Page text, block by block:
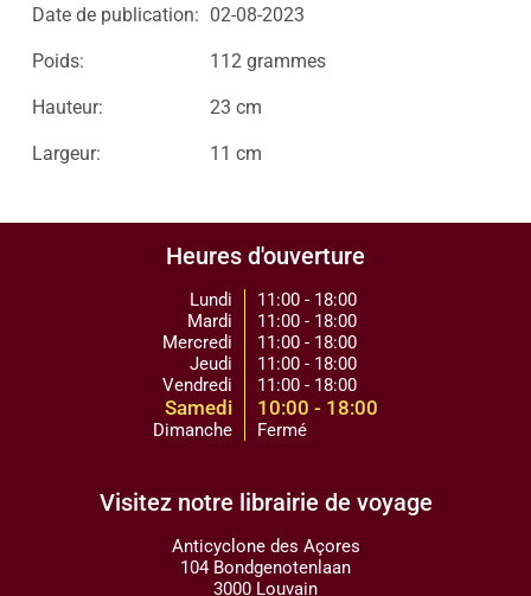
Date de publication: 02-08-2023
Poids: 112 grammes
Hauteur: 23 cm
Largeur: 11 cm
Heures d'ouverture
Lundi
Mardi
Mercredi
Jeudi
Vendredi
Samedi
Dimanche
11:00 - 18:00
11:00 - 18:00
11:00 - 18:00
11:00 - 18:00
11:00 - 18:00
10:00 - 18:00
Fermé
Visitez notre librairie de voyage
Anticyclone des Açores
104 Bondgenotenlaan
3000 Louvain